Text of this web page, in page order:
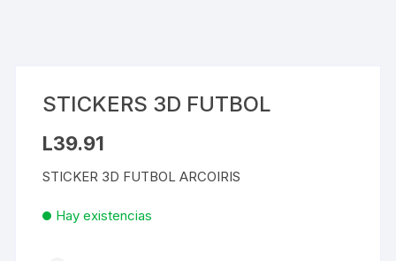
STICKERS 3D FUTBOL
L39.91
STICKER 3D FUTBOL ARCOIRIS
Hay existencias